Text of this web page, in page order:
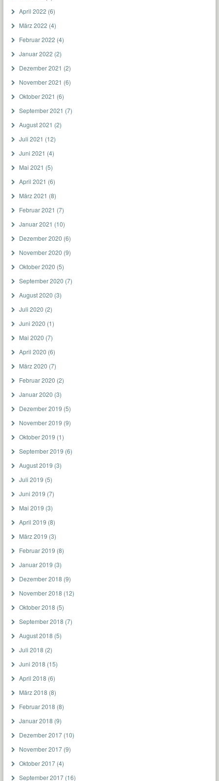
April 2022 (6)
März 2022 (4)
Februar 2022 (4)
Januar 2022 (2)
Dezember 2021 (2)
November 2021 (6)
Oktober 2021 (6)
September 2021 (7)
August 2021 (2)
Juli 2021 (12)
Juni 2021 (4)
Mai 2021 (5)
April 2021 (6)
März 2021 (8)
Februar 2021 (7)
Januar 2021 (10)
Dezember 2020 (6)
November 2020 (9)
Oktober 2020 (5)
September 2020 (7)
August 2020 (3)
Juli 2020 (2)
Juni 2020 (1)
Mai 2020 (7)
April 2020 (6)
März 2020 (7)
Februar 2020 (2)
Januar 2020 (3)
Dezember 2019 (5)
November 2019 (9)
Oktober 2019 (1)
September 2019 (6)
August 2019 (3)
Juli 2019 (5)
Juni 2019 (7)
Mai 2019 (3)
April 2019 (8)
März 2019 (3)
Februar 2019 (8)
Januar 2019 (3)
Dezember 2018 (9)
November 2018 (12)
Oktober 2018 (5)
September 2018 (7)
August 2018 (5)
Juli 2018 (2)
Juni 2018 (15)
April 2018 (6)
März 2018 (8)
Februar 2018 (8)
Januar 2018 (9)
Dezember 2017(10)
November 2017(9)
Oktober 2017(4)
September 2017(16)